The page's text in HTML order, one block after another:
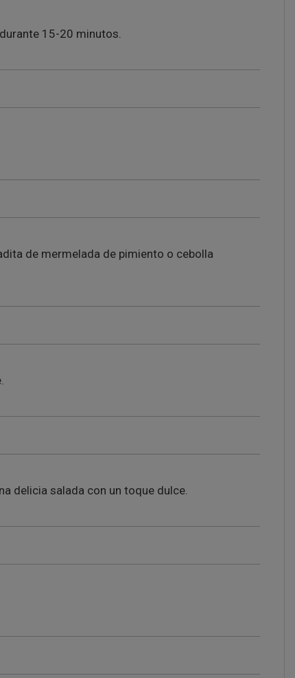
15-20 minutos.
de mermelada de pimiento o cebolla
delicia salada con un toque dulce.